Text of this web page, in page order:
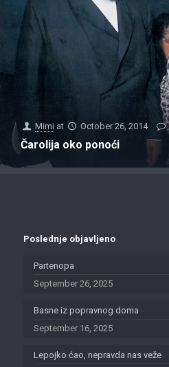
Mimi at October 26, 2014
Čarolija oko ponoći
Poslednje objavljeno
Partenopa
September 26, 2025
Basne iz popravnog doma
September 16, 2025
Lepojko ćao, nepravda nas veže